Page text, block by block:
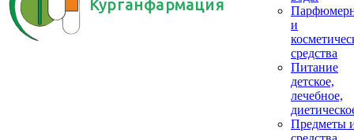
Курганфармация
и
средства
Питание
детское,
лечебное,
Предметы